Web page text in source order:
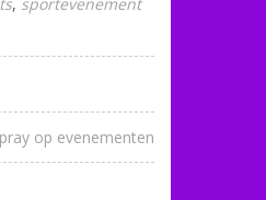
op evenementen